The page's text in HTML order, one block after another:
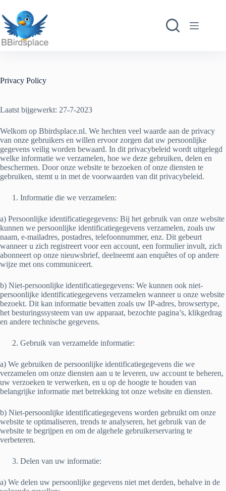
naar
de
inhoud
Privacy Policy
Laatst bijgewerkt: 27-7-2023
Welkom op Bbirdsplace.nl. We hechten veel waarde aan de privacy
van onze gebruikers en willen ervoor zorgen dat uw persoonlijke
gegevens veilig worden bewaard. In dit privacybeleid wordt uitgelegd
welke informatie we verzamelen, hoe we deze gebruiken, delen en
beschermen. Door onze website te bezoeken of onze diensten te
gebruiken, stemt u in met de voorwaarden van dit privacybeleid.
Informatie die we verzamelen:
a) Persoonlijke identificatiegegevens: Bij het gebruik van onze website
kunnen we persoonlijke identificatiegegevens verzamelen, zoals uw
naam, e-mailadres, postadres, telefoonnummer, enz. Dit gebeurt
wanneer u zich registreert voor een account, een formulier invult, zich
abonneert op onze nieuwsbrief, deelneemt aan enquêtes of op andere
wijze met ons communiceert.
b) Niet-persoonlijke identificatiegegevens: We kunnen ook niet-
persoonlijke identificatiegegevens verzamelen wanneer u onze website
bezoekt. Dit kan informatie bevatten zoals uw IP-adres, browsertype,
het besturingssysteem van uw apparaat, bezochte pagina’s, klikgedrag
en andere technische gegevens.
Gebruik van verzamelde informatie:
a) We gebruiken de persoonlijke identificatiegegevens die we
verzamelen om onze diensten aan u te leveren, uw account te beheren,
uw verzoeken te verwerken, en u op de hoogte te houden van
belangrijke informatie met betrekking tot onze website en diensten.
b) Niet-persoonlijke identificatiegegevens worden gebruikt om onze
website te optimaliseren, trends te analyseren, het gebruik van de
website te begrijpen en om de algehele gebruikerservaring te
verbeteren.
Delen van uw informatie:
a) We delen uw persoonlijke gegevens niet met derden, behalve in de